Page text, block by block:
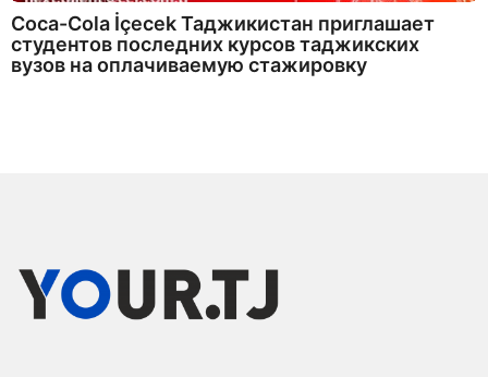
Coca-Cola İçecek Таджикистан приглашает
студентов последних курсов таджикских
вузов на оплачиваемую стажировку